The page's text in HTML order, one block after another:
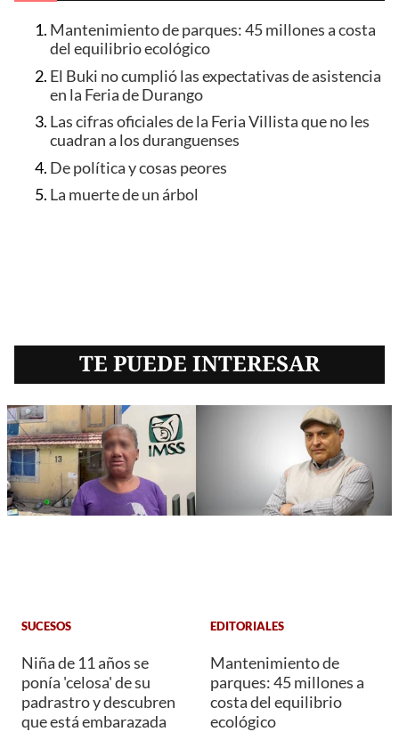
Mantenimiento de parques: 45 millones a costa
del equilibrio ecológico
El Buki no cumplió las expectativas de asistencia
en la Feria de Durango
Las cifras oficiales de la Feria Villista que no les
cuadran a los duranguenses
De política y cosas peores
La muerte de un árbol
TE PUEDE INTERESAR
SUCESOS
Niña de 11 años se
ponía 'celosa' de su
padrastro y descubren
que está embarazada
EDITORIALES
Mantenimiento de
parques: 45 millones a
costa del equilibrio
ecológico